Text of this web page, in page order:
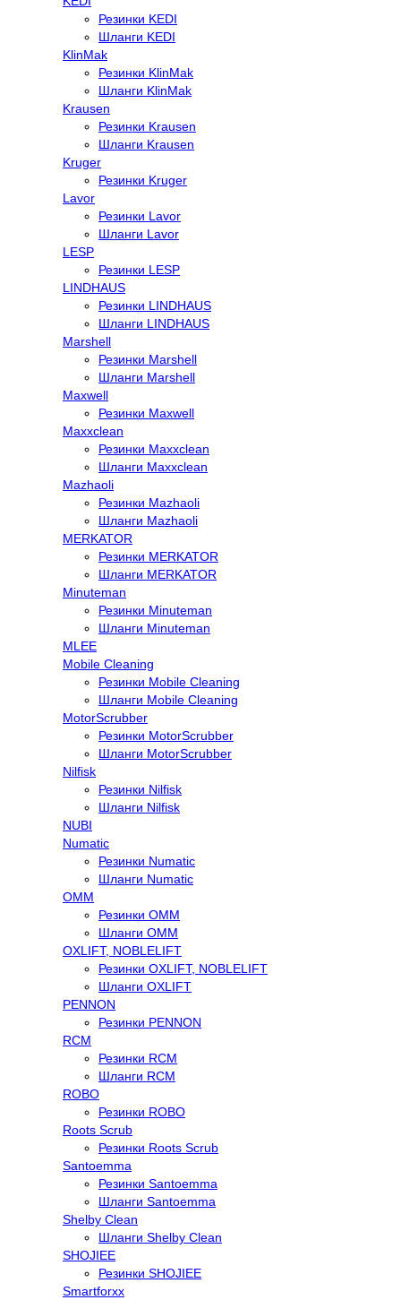
Резинки KEDI
Шланги KEDI
KlinMak
Резинки KlinMak
Шланги KlinMak
Krausen
Резинки Krausen
Шланги Krausen
Kruger
Резинки Kruger
Lavor
Резинки Lavor
Шланги Lavor
LESP
Резинки LESP
LINDHAUS
Резинки LINDHAUS
Шланги LINDHAUS
Marshell
Резинки Marshell
Шланги Marshell
Maxwell
Резинки Maxwell
Maxxclean
Резинки Maxxclean
Шланги Maxxclean
Mazhaoli
Резинки Mazhaoli
Шланги Mazhaoli
MERKATOR
Резинки MERKATOR
Шланги MERKATOR
Minuteman
Резинки Minuteman
Шланги Minuteman
MLEE
Mobile Cleaning
Резинки Mobile Cleaning
Шланги Mobile Cleaning
MotorScrubber
Резинки MotorScrubber
Шланги MotorScrubber
Nilfisk
Резинки Nilfisk
Шланги Nilfisk
NUBI
Numatic
Резинки Numatic
Шланги Numatic
OMM
Резинки OMM
Шланги OMM
OXLIFT, NOBLELIFT
Резинки OXLIFT, NOBLELIFT
Шланги OXLIFT
PENNON
Резинки PENNON
RCM
Резинки RCM
Шланги RCM
ROBO
Резинки ROBO
Roots Scrub
Резинки Roots Scrub
Santoemma
Резинки Santoemma
Шланги Santoemma
Shelby Clean
Шланги Shelby Clean
SHOJIEE
Резинки SHOJIEE
Smartforxx